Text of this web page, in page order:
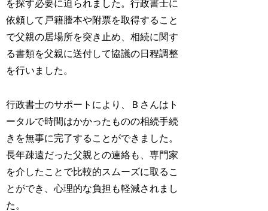
を探す必要に迫られました。行政書士に
依頼して戸籍謄本や附票を取得すること
で父親の居場所を突き止め、相続に関す
る書類を父親に送付して協議の日程調整
を行いました。
行政書士のサポートにより、Ｂさんはト
ータルで時間はかかったものの相続手続
きを無事に完了することができました。
長年疎遠だった父親との連絡も、専門家
を介したことで比較的スムーズに取るこ
とができ、心理的な負担も軽減されまし
た。